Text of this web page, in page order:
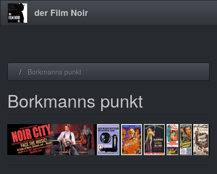
der Film Noir
Borkmanns punkt
Borkmanns punkt